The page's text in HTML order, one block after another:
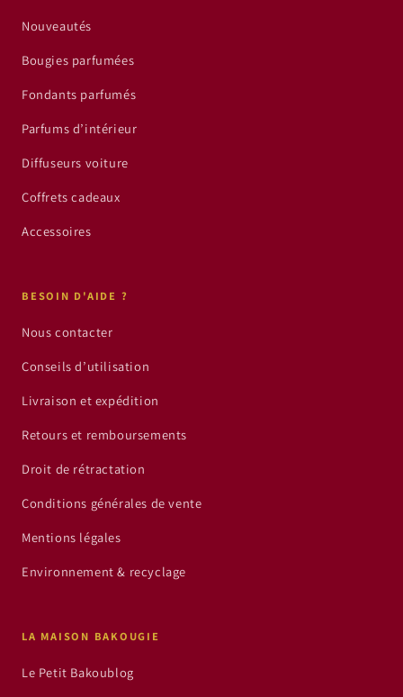
Nouveautés
Bougies parfumées
Fondants parfumés
Parfums d’intérieur
Diffuseurs voiture
Coffrets cadeaux
Accessoires
BESOIN D'AIDE ?
Nous contacter
Conseils d’utilisation
Livraison et expédition
Retours et remboursements
Droit de rétractation
Conditions générales de vente
Mentions légales
Environnement & recyclage
LA MAISON BAKOUGIE
Le Petit Bakoublog